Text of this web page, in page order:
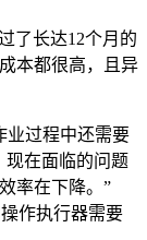
了长达12个月的
本都很高，且异
业过程中还需要
现在面临的问题
率在下降。”
作执行器需要